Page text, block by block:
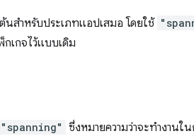
นสำหรับประเภทแอปเสมอ โดยใช้
เกจไว้แบบเดิม
"spanning" ซึ่งหมายความว่าจะทำงานใ